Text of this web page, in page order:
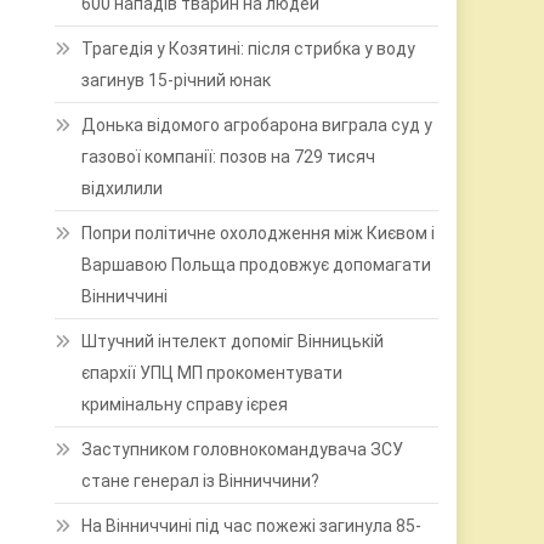
Трагедія у Козятині: після стрибка у воду
загинув 15-річний юнак
Донька відомого агробарона виграла суд у
газової компанії: позов на 729 тисяч
відхилили
Попри політичне охолодження між Києвом і
Варшавою Польща продовжує допомагати
Вінниччині
Штучний інтелект допоміг Вінницькій
єпархії УПЦ МП прокоментувати
кримінальну справу ієрея
Заступником головнокомандувача ЗСУ
стане генерал із Вінниччини?
На Вінниччині під час пожежі загинула 85-